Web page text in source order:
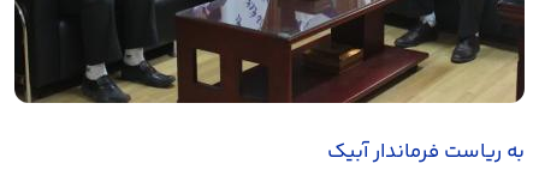
به ریاست فرماندار آبیک